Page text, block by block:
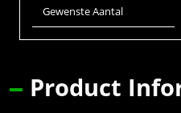
Gewenste Aantal
Product